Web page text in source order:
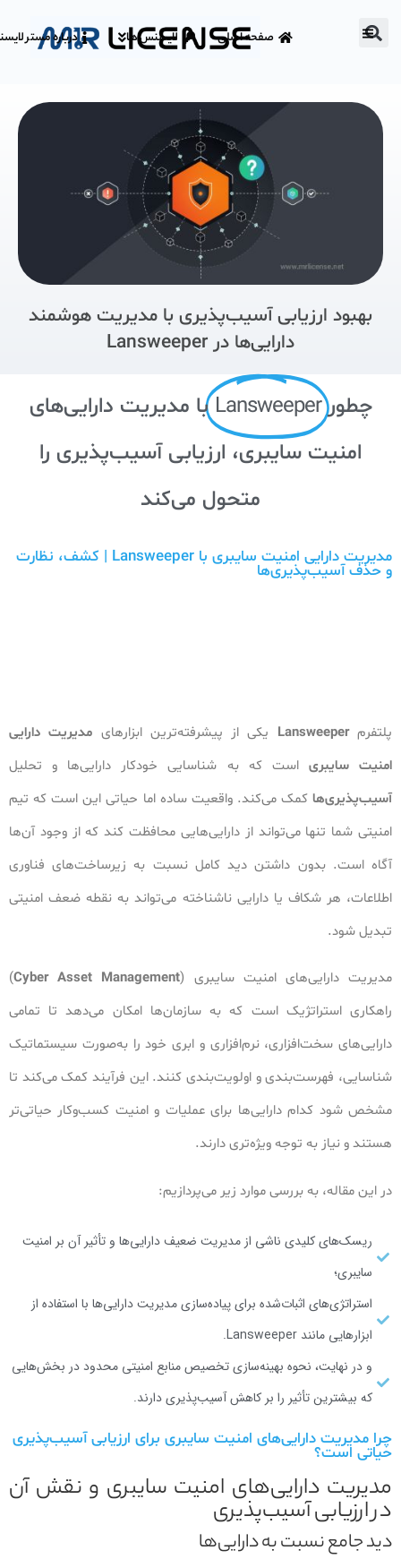
صفحه اصلی لایسنس ها درباره مستر
بهبود ارزیابی آسیب‌پذیری با مدیریت هوشمند
دارایی‌ها در Lansweeper
چطور Lansweeper با مدیریت دارایی‌های
امنیت سایبری، ارزیابی آسیب‌پذیری را
متحول می‌کند
مدیریت دارایی امنیت سایبری با Lansweeper | کشف، نظارت
و حذف آسیب‌پذیری‌ها
پلتفرمLansweeper یکی از پیشرفته‌ترین ابزارهای مدیریت دارایی
امنیت سایبری است که به شناسایی خودکار دارایی‌ها و تحلیل
آسیب‌پذیری‌ها کمک می‌کند. واقعیت ساده اما حیاتی این است که تیم
امنیتی شما تنها می‌تواند از دارایی‌هایی محافظت کند که از وجود آن‌ها
آگاه است. بدون داشتن دید کامل نسبت به زیرساخت‌های فناوری
اطلاعات، هر شکاف یا دارایی ناشناخته می‌تواند به نقطه ضعف امنیتی
تبدیل شود.
مدیریت دارایی‌های امنیت سایبری (Cyber Asset Management
)
راهکاری استراتژیک است که به سازمان‌ها امکان می‌دهد تا تمامی
دارایی‌های سخت‌افزاری، نرم‌افزاری و ابری خود را به‌صورت سیستماتیک
شناسایی، فهرست‌بندی و اولویت‌بندی کنند. این فرآیند کمک می‌کند تا
مشخص شود کدام دارایی‌ها برای عملیات و امنیت کسب‌وکار حیاتی‌تر
هستند و نیاز به توجه ویژه‌تری دارند.
در این مقاله، به بررسی موارد زیر می‌پردازیم:
ریسک‌های کلیدی ناشی از مدیریت ضعیف دارایی‌ها و تأثیر آن بر امنیت
سایبری؛
استراتژی‌های اثبات‌شده برای پیاده‌سازی مدیریت دارایی‌ها با استفاده از
ابزارهایی مانند Lansweeper.
و در نهایت، نحوه بهینه‌سازی تخصیص منابع امنیتی محدود در بخش‌هایی
که بیشترین تأثیر را بر کاهش آسیب‌پذیری دارند.
چرا مدیریت دارایی‌های امنیت سایبری برای ارزیابی آسیب‌پذیری
حیاتی است؟
مدیریت دارایی‌های امنیت سایبری و نقش آن
در ارزیابی آسیب‌پذیری
دید جامع نسبت به دارایی‌ها